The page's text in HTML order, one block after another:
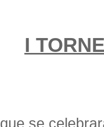
I
que se